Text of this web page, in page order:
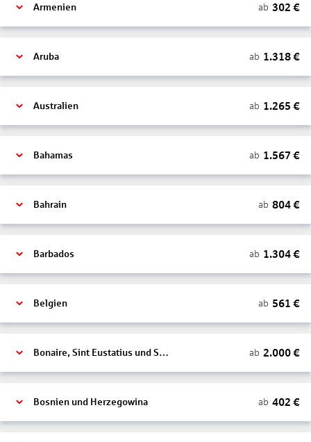
Armenien ab 302 €
Aruba ab 1.318€
Australien ab 1.265 €
Bahamas ab 1.567 €
Bahrain ab 804€
Barbados ab 1.304€
Belgien ab 561 €
Bonaire, Sint Eustatius und Saba ab 2.000€
Bosnien und Herzegowina ab 402 €